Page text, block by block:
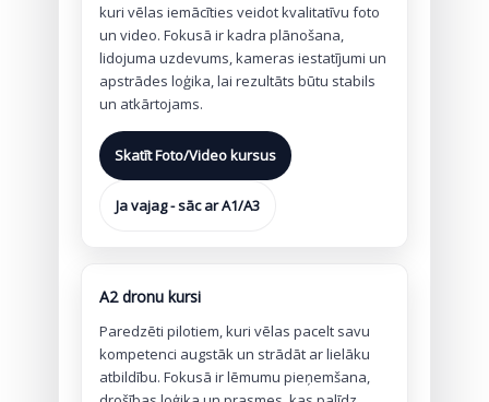
kuri vēlas iemācīties veidot kvalitatīvu foto
un video. Fokusā ir kadra plānošana,
lidojuma uzdevums, kameras iestatījumi un
apstrādes loģika, lai rezultāts būtu stabils
un atkārtojams.
Skatīt Foto/Video kursus
Ja vajag - sāc ar A1/A3
A2 dronu kursi
Paredzēti pilotiem, kuri vēlas pacelt savu
kompetenci augstāk un strādāt ar lielāku
atbildību. Fokusā ir lēmumu pieņemšana,